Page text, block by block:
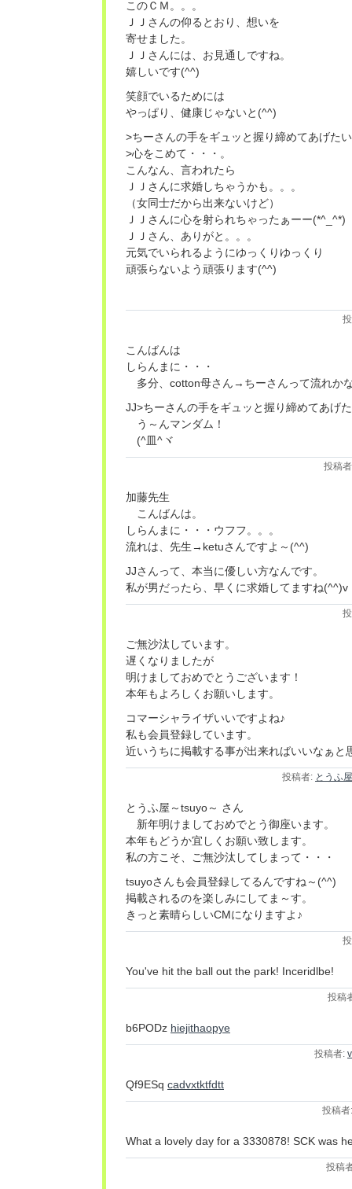
このＣＭ。。。
ＪＪさんの仰るとおり、想いを
寄せました。
ＪＪさんには、お見通しですね。
嬉しいです(^^)
笑顔でいるためには
やっぱり、健康じゃないと(^^)
>ちーさんの手をギュッと握り締めてあげた
>心をこめて・・・。
こんなん、言われたら
ＪＪさんに求婚しちゃうかも。。。
（女同士だから出来ないけど）
ＪＪさんに心を射られちゃったぁーー(*^_^*)
ＪＪさん、ありがと。。。
元気でいられるようにゆっくりゆっくり
頑張らないよう頑張ります(^^)
こんばんは
しらんまに・・・
多分、cotton母さん→ちーさんって流れか
JJ>ちーさんの手をギュッと握り締めてあげ
う～んマンダム！
(^皿^ヾ
投稿
加藤先生
こんばんは。
しらんまに・・・ウフフ。。。
流れは、先生→ketuさんですよ～(^^)
JJさんって、本当に優しい方なんです。
私が男だったら、早くに求婚してますね(^^)v
ご無沙汰しています。
遅くなりましたが
明けましておめでとうございます！
本年もよろしくお願いします。
コマーシャライザいいですよね♪
私も会員登録しています。
近いうちに掲載する事が出来ればいいなぁと
投稿者: とうふ
とうふ屋～tsuyo～ さん
新年明けましておめでとう御座います。
本年もどうか宜しくお願い致します。
私の方こそ、ご無沙汰してしまって・・・
tsuyoさんも会員登録してるんですね～(^^)
掲載されるのを楽しみにしてま～す。
きっと素晴らしいCMになりますよ♪
You've hit the ball out the park! Inceridlbe!
投稿
b6PODz hiejithaopye
投稿者:
Qf9ESq cadvxtktfdtt
投稿
What a lovely day for a 3330878! SCK was
投稿